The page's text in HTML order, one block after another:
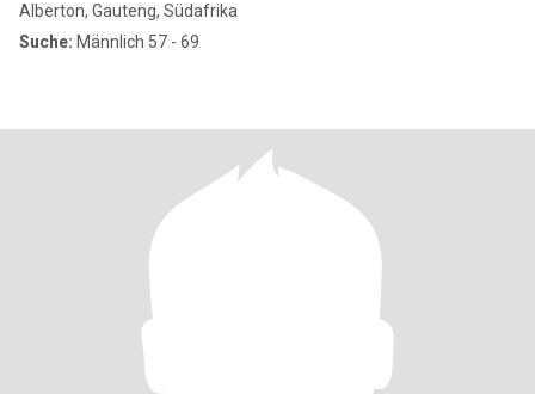
Alberton, Gauteng, Südafrika
Suche: Männlich 57 - 69